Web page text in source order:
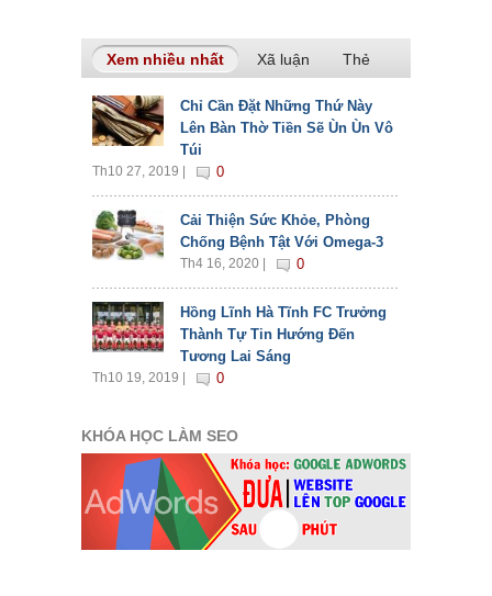
Xem nhiều nhất (tab hoạt động)
Xã luận Thẻ
Chỉ Cần Đặt Những Thứ Này
Lên Bàn Thờ Tiền Sẽ Ùn Ùn Vô
Túi
Th10 27, 2019 | 0
Cải Thiện Sức Khỏe, Phòng
Chống Bệnh Tật Với Omega-3
Th4 16, 2020 | 0
Hồng Lĩnh Hà Tĩnh FC Trưởng
Thành Tự Tin Hướng Đến
Tương Lai Sáng
Th10 19, 2019 | 0
KHÓA HỌC LÀM SEO